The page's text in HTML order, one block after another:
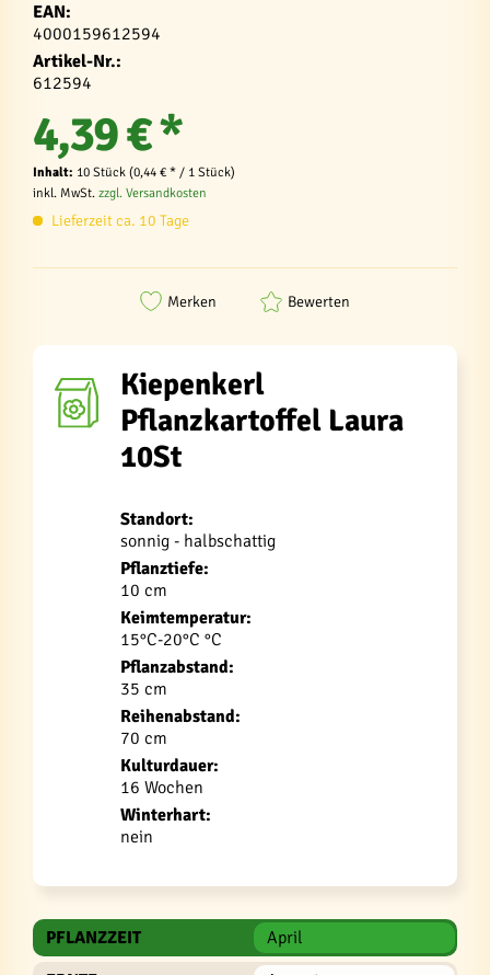
EAN:
4000159612594
Artikel-Nr.:
612594
4,39 € *
Inhalt: 10 Stück (0,44 € * / 1 Stück)
inkl. MwSt. zzgl. Versandkosten
Lieferzeit ca. 10 Tage
Merken Bewerten
Kiepenkerl
Pflanzkartoffel Laura
10St
Standort:
sonnig - halbschattig
Pflanztiefe:
10 cm
Keimtemperatur:
15°C-20°C °C
Pflanzabstand:
35 cm
Reihenabstand:
70 cm
Kulturdauer:
16 Wochen
Winterhart:
nein
PFLANZZEIT
April